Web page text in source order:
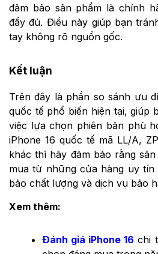
đảm bảo sản phẩm là chính
đầy đủ. Điều này giúp bạn
tay không rõ nguồn gốc.
Kết luận
Trên đây là phần so sánh ưu
quốc tế phổ biến hiện tại, giúp
việc lựa chọn phiên bản phù
iPhone 16 quốc tế mã LL/A,
khác thì hãy đảm bảo rằng
mua từ những cửa hàng uy tín
bảo chất lượng và dịch vụ bảo
Xem thêm:
Đánh giá iPhone 16 chi